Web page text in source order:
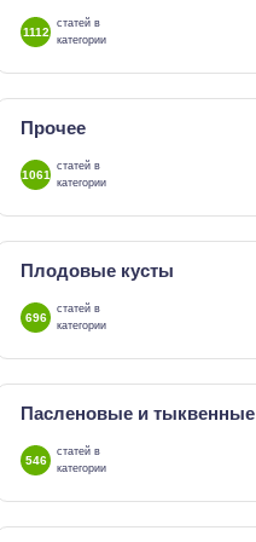
1112
статей в
категории
Прочее
1061
статей в
категории
Плодовые кусты
696
статей в
категории
Пасленовые и тыквенные
546
статей в
категории